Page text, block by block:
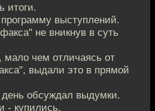
итоги.
выступлений.
не вникнув в суть
чем отличаясь от
выдали это в прямой
обсуждал выдумки.
- купились.